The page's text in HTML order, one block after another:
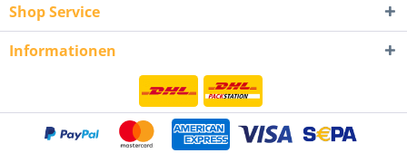
Shop Service
Informationen